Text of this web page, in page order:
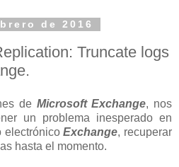
de 2016
Truncate logs
de Microsoft Exchange, nos
un problema inesperado en
electrónicoExchange, recuperar
hasta el momento.